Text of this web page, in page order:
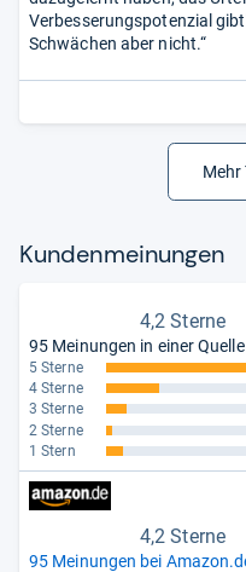
Verbesserungspotenzial
Schwächen aber nicht.“
Mehr
Kun­den­mei­nun­gen
4,2 Sterne
95 Meinungen in einer Quelle
5 Sterne
4 Sterne
3 Sterne
2 Sterne
1 Stern
4,2 Sterne
95 Meinungen bei